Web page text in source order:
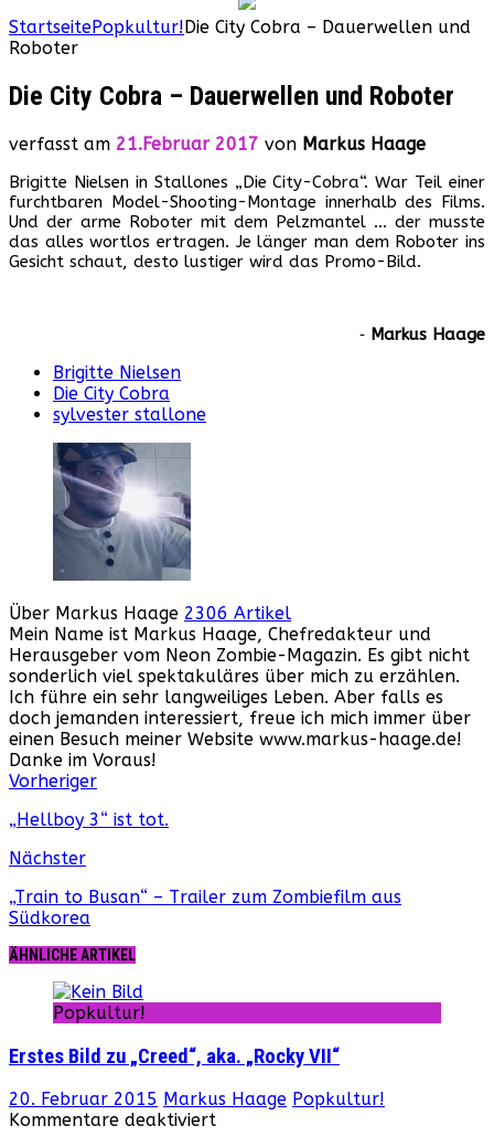
StartseitePopkultur!Die City Cobra – Dauerwellen und
Roboter
Die City Cobra – Dauerwellen und Roboter
verfasst am 21.Februar 2017 von Markus Haage
Brigitte Nielsen in Stallones „Die City-Cobra“. War Teil einer
furchtbaren Model-Shooting-Montage innerhalb des Films.
Und der arme Roboter mit dem Pelzmantel … der musste
das alles wortlos ertragen. Je länger man dem Roboter ins
Gesicht schaut, desto lustiger wird das Promo-Bild.
‐ Markus Haage
Brigitte Nielsen
Die City Cobra
sylvester stallone
Über Markus Haage 2306 Artikel
Mein Name ist Markus Haage, Chefredakteur und
Herausgeber vom Neon Zombie-Magazin. Es gibt nicht
sonderlich viel spektakuläres über mich zu erzählen.
Ich führe ein sehr langweiliges Leben. Aber falls es
doch jemanden interessiert, freue ich mich immer über
einen Besuch meiner Website www.markus-haage.de!
Danke im Voraus!
Webseite
Facebook
Instagram
YouTube
Vorheriger
„Hellboy 3“ ist tot.
Nächster
„Train to Busan“ – Trailer zum Zombiefilm aus
Südkorea
ÄHNLICHE ARTIKEL
Popkultur!
Erstes Bild zu „Creed“, aka. „Rocky VII“
20. Februar 2015 Markus Haage Popkultur!
Kommentare deaktiviertfür